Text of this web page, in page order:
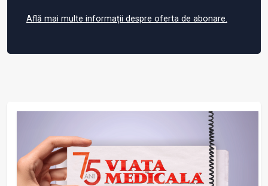
Află mai multe informații despre oferta de abonare.